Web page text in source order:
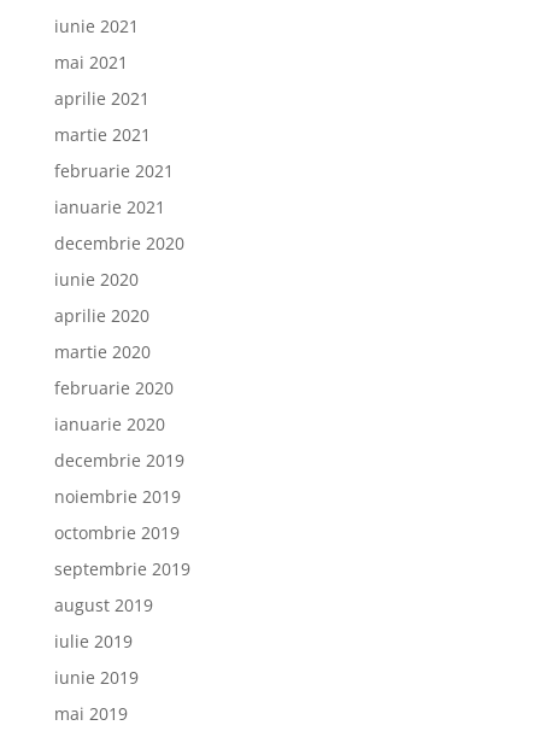
iunie 2021
mai 2021
aprilie 2021
martie 2021
februarie 2021
ianuarie 2021
decembrie 2020
iunie 2020
aprilie 2020
martie 2020
februarie 2020
ianuarie 2020
decembrie 2019
noiembrie 2019
octombrie 2019
septembrie 2019
august 2019
iulie 2019
iunie 2019
mai 2019